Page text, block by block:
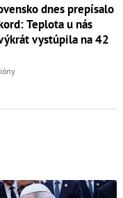
dnes prepísalo
Teplota u nás
vystúpila na 42